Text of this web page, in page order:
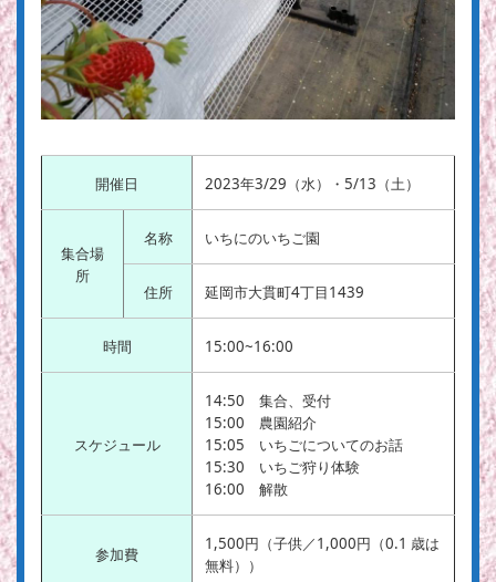
開催日 2023年3/29（水）・5/13（土）
集合場
所
名称 いちにのいちご園
住所 延岡市大貫町4丁目1439
時間 15:00~16:00
スケジュール
14:50 集合、受付
15:00 農園紹介
15:05 いちごについてのお話
15:30 いちご狩り体験
16:00 解散
参加費
1,500円（子供／1,000円（0.1 歳は
無料））